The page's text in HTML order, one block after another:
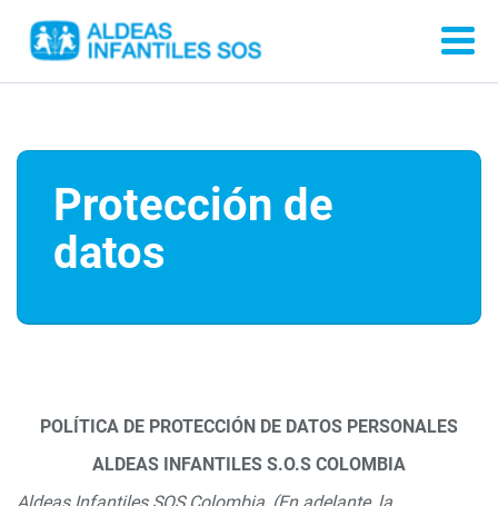
Protección de
datos
POLÍTICA DE PROTECCIÓN DE DATOS PERSONALES
ALDEAS INFANTILES S.O.S COLOMBIA
Aldeas Infantiles SOS Colombia, (En adelante, la